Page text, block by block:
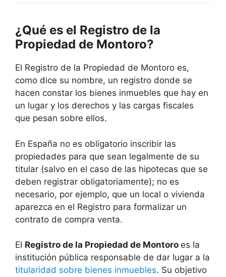
¿Qué es el Registro de la
Propiedad de Montoro?
El Registro de la Propiedad de Montoro es,
como dice su nombre, un registro donde se
hacen constar los bienes inmuebles que hay en
un lugar y los derechos y las cargas fiscales
que pesan sobre ellos.
En España no es obligatorio inscribir las
propiedades para que sean legalmente de su
titular (salvo en el caso de las hipotecas que se
deben registrar obligatoriamente); no es
necesario, por ejemplo, que un local o vivienda
aparezca en el Registro para formalizar un
contrato de compra venta.
El Registro de la Propiedad de Montoro es la
institución pública responsable de dar lugar a la
titularidad sobre bienes inmuebles. Su objetivo